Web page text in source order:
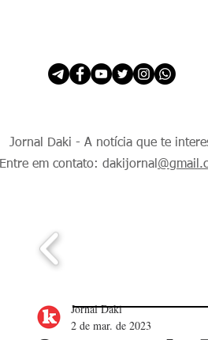
Jornal Daki - A notícia que te
Entre em contato: dakijornal
Jornal Daki
2 de mar. de 2023